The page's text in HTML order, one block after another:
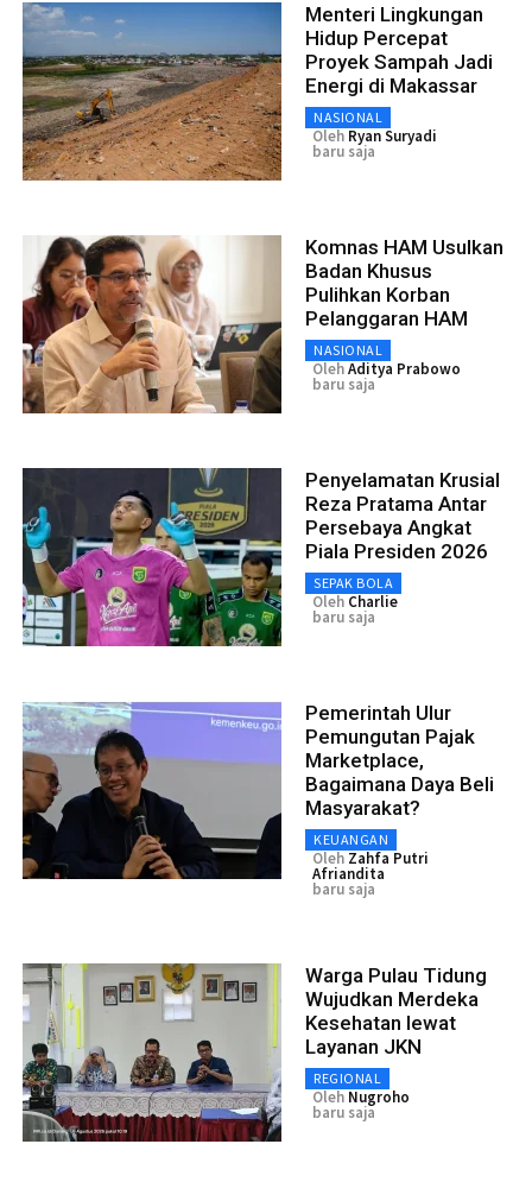
Menteri Lingkungan
Hidup Percepat
Proyek Sampah Jadi
Energi di Makassar
NASIONAL
Oleh Ryan Suryadi
baru saja
Komnas HAM Usulkan
Badan Khusus
Pulihkan Korban
Pelanggaran HAM
NASIONAL
OlehAditya Prabowo
baru saja
Penyelamatan Krusial
Reza Pratama Antar
Persebaya Angkat
Piala Presiden 2026
SEPAK BOLA
Oleh Charlie
baru saja
Pemerintah Ulur
Pemungutan Pajak
Marketplace,
Bagaimana Daya Beli
Masyarakat?
KEUANGAN
Oleh Zahfa Putri
Afriandita
baru saja
Warga Pulau Tidung
Wujudkan Merdeka
Kesehatan lewat
Layanan JKN
REGIONAL
Oleh Nugroho
baru saja